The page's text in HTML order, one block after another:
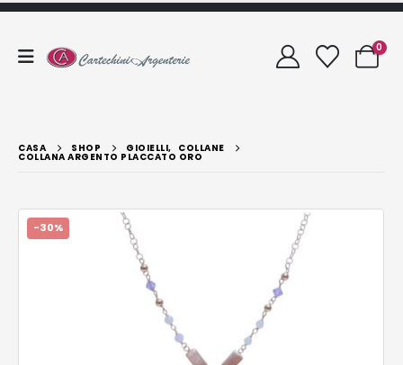
0
CASA SHOP GIOIELLI, COLLANE
COLLANA ARGENTO PLACCATO ORO
-30%